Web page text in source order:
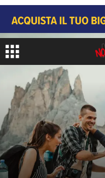
LIFESTYLE VIAGGI